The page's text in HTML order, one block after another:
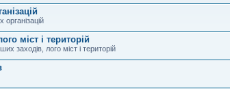
міст і територій
заходів, лого міст і територій